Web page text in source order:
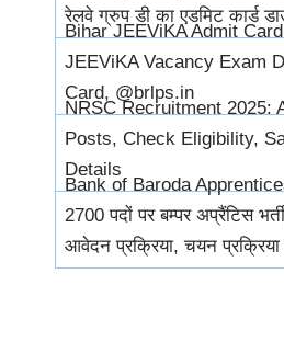
रेलवे ग्रुप डी का एडमिट कार्ड
Bihar JEEViKA Admit
JEEViKA Vacancy Exam
Card, @brlps.in
NRSC Recruitment 2025:
Posts, Check Eligibility,
Details
Bank of Baroda
2700 पदों पर बम्पर अप्रैंटिस
आवेदन प्रक्रिया, चयन